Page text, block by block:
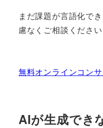
まだ課題が言語化で
慮なくご相談くださ
無料オンラインコン
AIが生成でき